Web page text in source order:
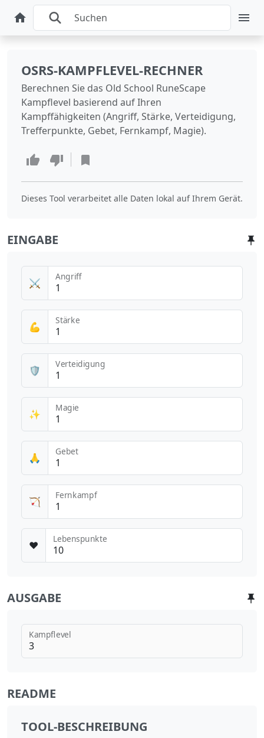
OSRS-KAMPFLEVEL-RECHNER
Berechnen Sie das Old School RuneScape
Kampflevel basierend auf Ihren
Kampffähigkeiten (Angriff, Stärke, Verteidigung,
Trefferpunkte, Gebet, Fernkampf, Magie).
Dieses Tool verarbeitet alle Daten lokal auf Ihrem Gerät.
EINGABE
⚔️
Angriff
💪
Stärke
🛡️
Verteidigung
✨
Magie
🙏
Gebet
🏹
Fernkampf
❤️
Lebenspunkte
AUSGABE
Kampflevel
README
TOOL-BESCHREIBUNG